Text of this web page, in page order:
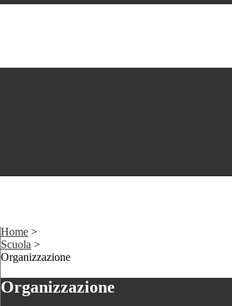
Home >
Scuola >
Organizzazione
Organizzazione